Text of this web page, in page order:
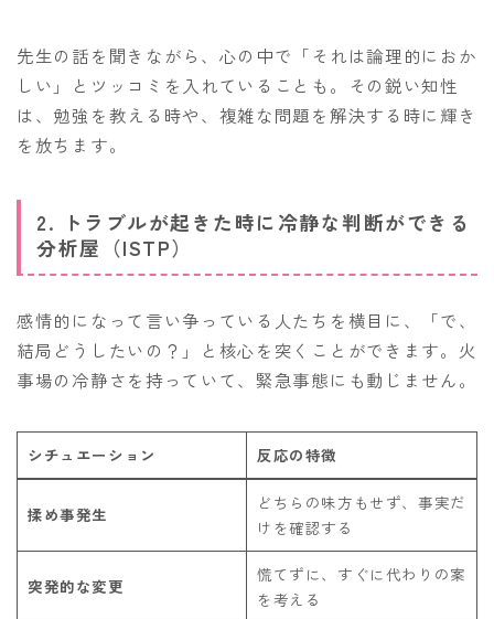
先生の話を聞きながら、心の中で「それは論理的におか
しい」とツッコミを入れていることも。その鋭い知性
は、勉強を教える時や、複雑な問題を解決する時に輝き
を放ちます。
2. トラブルが起きた時に冷静な判断ができる
分析屋（ISTP）
感情的になって言い争っている人たちを横目に、「で、
結局どうしたいの？」と核心を突くことができます。火
事場の冷静さを持っていて、緊急事態にも動じません。
シチュエーション 反応の特徴
揉め事発生
どちらの味方もせず、事実だ
けを確認する
突発的な変更
慌てずに、すぐに代わりの案
を考える